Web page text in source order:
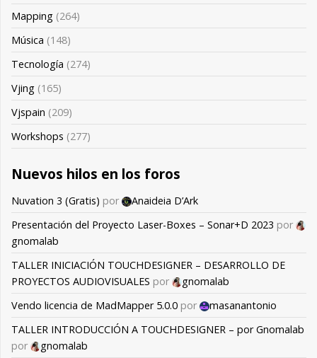
Mapping (264)
Música (148)
Tecnología (274)
Vjing (165)
Vjspain (209)
Workshops (277)
Nuevos hilos en los foros
Nuvation 3 (Gratis) por
Anaideia D’Ark
Presentación del Proyecto Laser-Boxes – Sonar+D 2023 por
gnomalab
TALLER INICIACIÓN TOUCHDESIGNER – DESARROLLO DE
PROYECTOS AUDIOVISUALES por
gnomalab
Vendo licencia de MadMapper 5.0.0 por
masanantonio
TALLER INTRODUCCIÓN A TOUCHDESIGNER – por Gnomalab
por
gnomalab